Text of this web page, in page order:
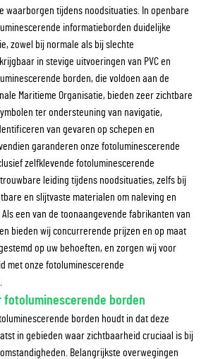
waarborgen tijdens noodsituaties. In openbare
informatieborden duidelijke
zowel bij normale als bij slechte
in stevige uitvoeringen van PVC en
borden, die voldoen aan de
Maritieme Organisatie, bieden zeer zichtbare
ter ondersteuning van navigatie,
van gevaren op schepen en
garanderen onze fotoluminescerende
zelfklevende fotoluminescerende
leiding tijdens noodsituaties, zelfs bij
en slijtvaste materialen om naleving en
een van de toonaangevende fabrikanten van
bieden wij concurrerende prijzen en op maat
op uw behoeften, en zorgen wij voor
met onze fotoluminescerende
fotoluminescerende borden
borden houdt in dat deze
in gebieden waar zichtbaarheid cruciaal is bij
Belangrijkste overwegingen